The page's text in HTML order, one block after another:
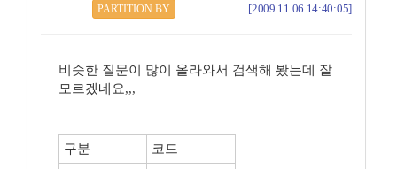
PARTITION BY
[2009.11.06 14:40:05]
비슷한 질문이 많이 올라와서 검색해 봤는데 잘
모르겠네요,,,
구분
코드